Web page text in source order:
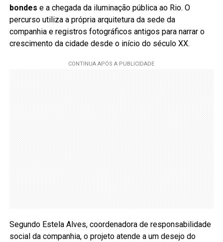
bondes e a chegada da iluminação pública ao Rio. O
percurso utiliza a própria arquitetura da sede da
companhia e registros fotográficos antigos para narrar o
crescimento da cidade desde o início do século XX.
Segundo Estela Alves, coordenadora de responsabilidade
social da companhia, o projeto atende a um desejo do